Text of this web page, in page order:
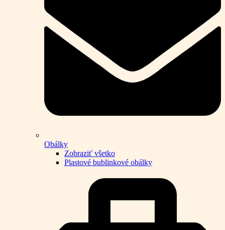
Obálky
Zobraziť všetko
Plastové bublinkové obálky